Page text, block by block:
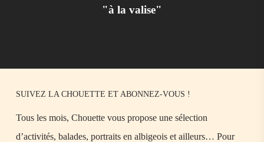
"à la valise"
SUIVEZ LA CHOUETTE ET ABONNEZ-VOUS !
Tous les mois, Chouette vous propose une sélection
d’activités, balades, portraits en albigeois et ailleurs… Pour